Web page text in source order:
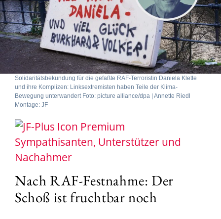
Solidaritätsbekundung für die gefaßte RAF-Terroristin Daniela Klette
und ihre Komplizen: Linksextremisten haben Teile der Klima-
Bewegung unterwandert Foto: picture alliance/dpa | Annette Riedl
Montage: JF
Sympathisanten, Unterstützer und
Nachahmer
Nach RAF-Festnahme: Der
Schoß ist fruchtbar noch